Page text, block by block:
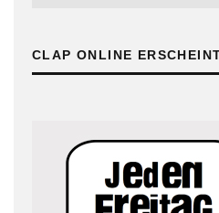
CLAP ONLINE